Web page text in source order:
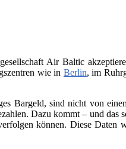
Air Baltic
wie in Berlin, im
Bargeld, sind nicht von
Dazu kommt – und
können. Diese